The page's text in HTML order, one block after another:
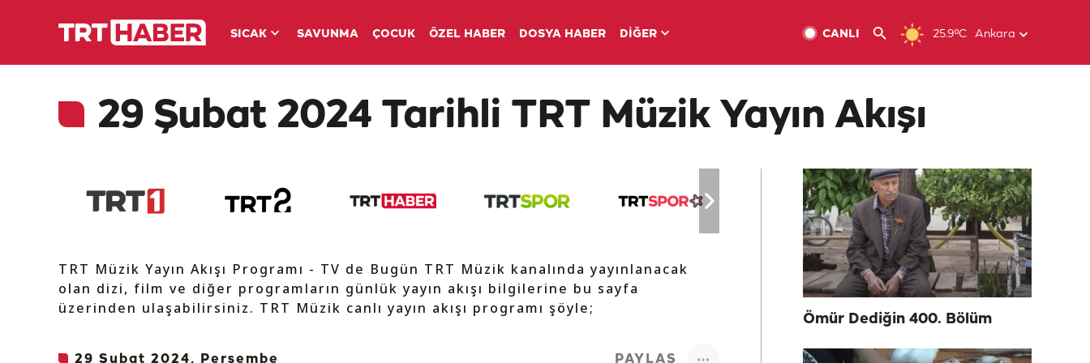
SICAK SAVUNMA ÇOCUK ÖZEL HABER DOSYA HABER DİĞER 25.9ºC Ankara
CANLI
29 Şubat 2024 Tarihli TRT Müzik Yayın Akışı
TRT Müzik Yayın Akışı Programı - TV de Bugün TRT Müzik kanalında yayınlanacak
olan dizi, film ve diğer programların günlük yayın akışı bilgilerine bu sayfa
üzerinden ulaşabilirsiniz. TRT Müzik canlı yayın akışı programı şöyle;
29 Şubat 2024, Perşembe PAYLAŞ
Ömür Dediğin 400. Bölüm